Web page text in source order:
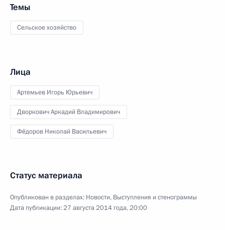
Темы
Сельское хозяйство
Лица
Артемьев Игорь Юрьевич
Дворкович Аркадий Владимирович
Фёдоров Николай Васильевич
Статус материала
Опубликован в разделах: Новости, Выступления и стенограммы
Дата публикации:27 августа 2014 года, 20:00